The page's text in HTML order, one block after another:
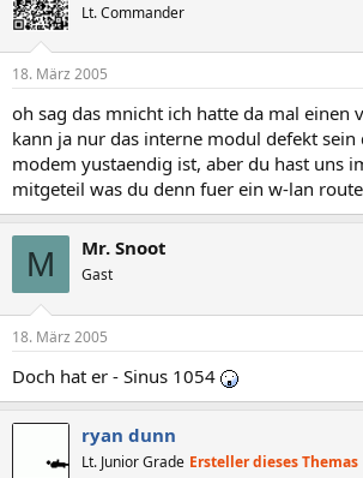
Lt. Commander
18. März 2005
oh sag das mnicht ich hatte da mal einen
kann ja nur das interne modul defekt sein
modem yustaendig ist, aber du hast uns
mitgeteil was du denn fuer ein w-lan
M Mr. Snoot
Gast
18. März 2005
Doch hat er - Sinus 1054
ryan dunn
Lt. Junior Grade Ersteller dieses Themas